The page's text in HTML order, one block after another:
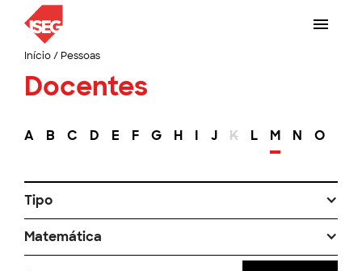
Início/ Pessoas
Docentes
A B C D E F G H I J K L M N O
Tipo
Matemática